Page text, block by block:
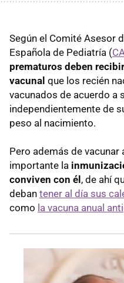
Según el Comité Asesor
Española de Pediatría (
prematuros deben
vacunal que los recién
vacunados de acuerdo a
independientemente de
peso al nacimiento.
Pero además de
importante la
conviven con él , de ahí
deban tener al día sus
como la vacuna anual